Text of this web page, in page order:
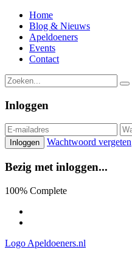
Home
Blog & Nieuws
Apeldoeners
Events
Contact
Inloggen
Inloggen Wachtwoord vergeten
Bezig met inloggen...
100% Complete
Logo Apeldoeners.nl